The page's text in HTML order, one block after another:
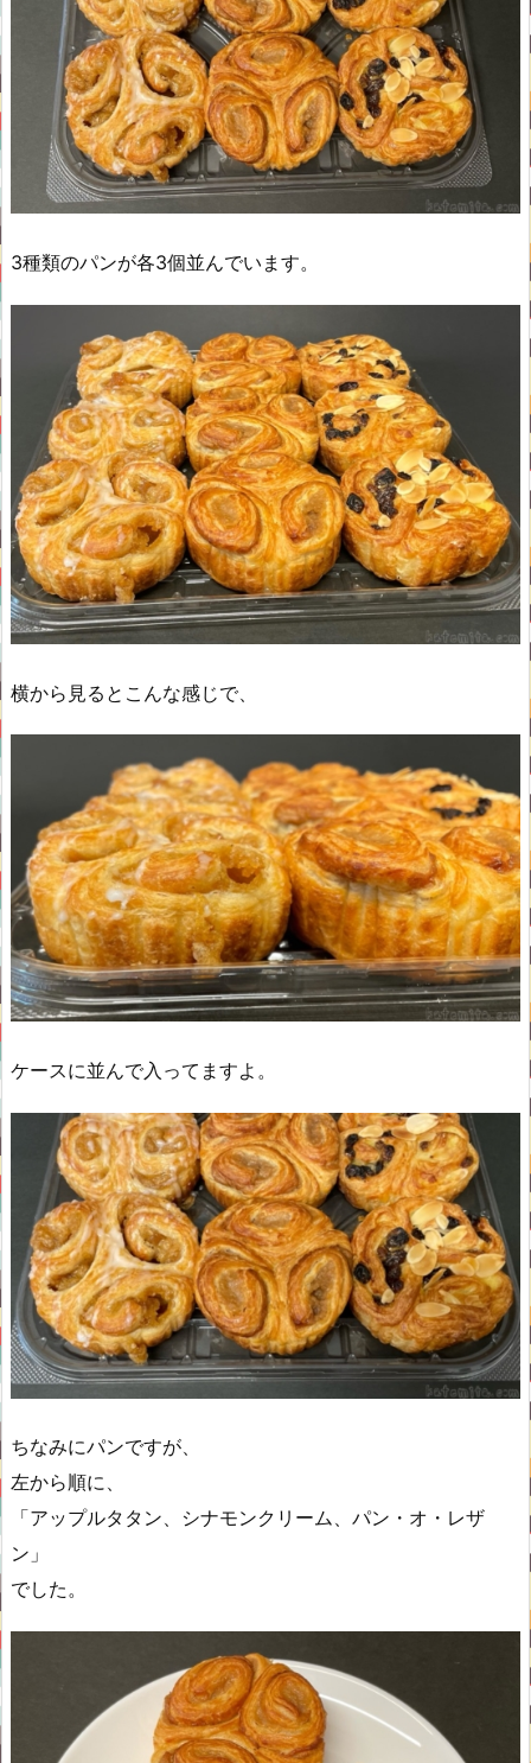
3種類のパンが各3個並んでいます。
横から見るとこんな感じで、
ケースに並んで入ってますよ。
ちなみにパンですが、
左から順に、
「アップルタタン、シナモンクリーム、パン・オ・レザ
ン」
でした。